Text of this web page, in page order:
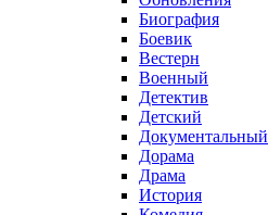
Биография
Боевик
Вестерн
Военный
Детектив
Детский
Документальный
Дорама
Драма
История